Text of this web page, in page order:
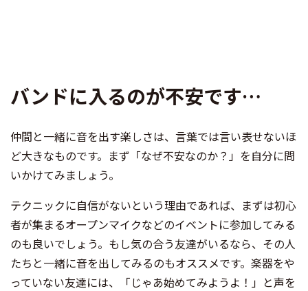
バンドに入るのが不安です…
仲間と一緒に音を出す楽しさは、言葉では言い表せないほ
ど大きなものです。まず「なぜ不安なのか？」を自分に問
いかけてみましょう。
テクニックに自信がないという理由であれば、まずは初心
者が集まるオープンマイクなどのイベントに参加してみる
のも良いでしょう。もし気の合う友達がいるなら、その人
たちと一緒に音を出してみるのもオススメです。楽器をや
っていない友達には、「じゃあ始めてみようよ！」と声を